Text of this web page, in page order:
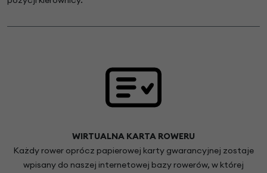
WIRTUALNA KARTA ROWERU
Każdy rower oprócz papierowej karty gwarancyjnej zostaje
wpisany do naszej internetowej bazy rowerów, w której